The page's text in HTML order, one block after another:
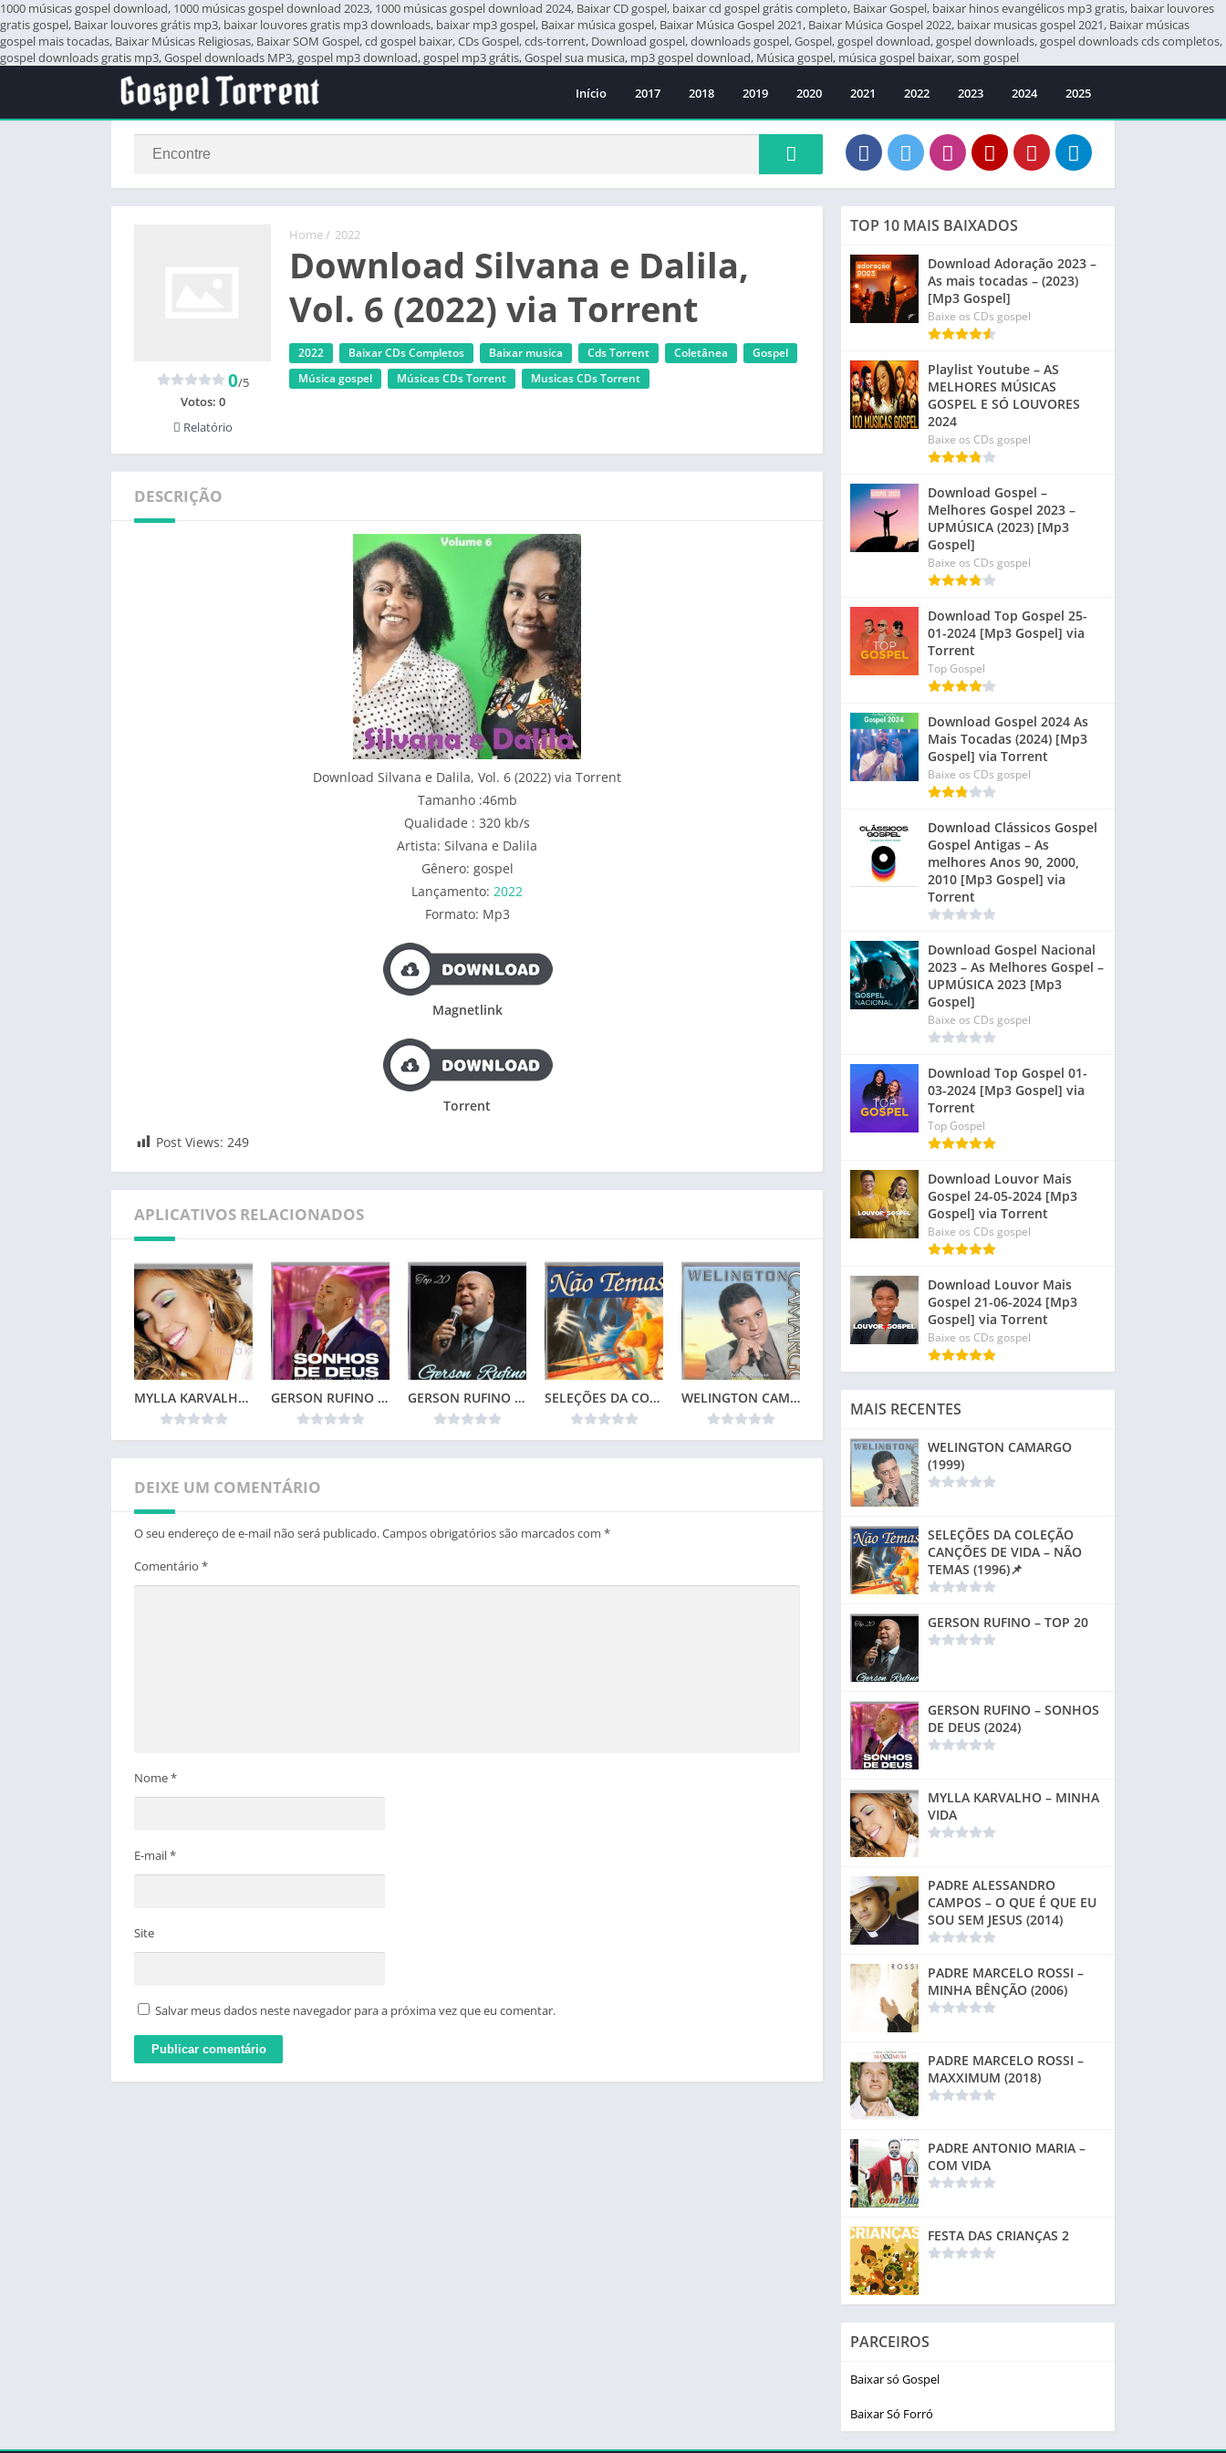
1000 músicas gospel download, 1000 músicas gospel download 2023, 1000 músicas gospel download 2024, Baixar CD gospel, baixar cd gospel grátis completo, Baixar Gospel, baixar hinos evangélicos mp3 gratis, baixar louvores
gratis gospel, Baixar louvores grátis mp3, baixar louvores gratis mp3 downloads, baixar mp3 gospel, Baixar música gospel, Baixar Música Gospel 2021, Baixar Música Gospel 2022, baixar musicas gospel 2021, Baixar músicas
gospel mais tocadas, Baixar Músicas Religiosas, Baixar SOM Gospel, cd gospel baixar, CDs Gospel, cds-torrent, Download gospel, downloads gospel, Gospel, gospel download, gospel downloads, gospel downloads cds completos,
gospel downloads gratis mp3, Gospel downloads MP3, gospel mp3 download, gospel mp3 grátis, Gospel sua musica, mp3 gospel download, Música gospel, música gospel baixar, som gospel
Início 2017 2018 2019 2020 2021 2022 2023 2024 2025
Home / 2022
Download Silvana e Dalila,
Vol. 6 (2022) via Torrent
2022 Baixar CDs Completos Baixar musica Cds Torrent Coletânea
Gospel
Música gospel
‎Músicas CDs Torrent ‎Musicas CDs Torrent
0/5
Votos: 0
Relatório
DESCRIÇÃO
Download Silvana e Dalila, Vol. 6 (2022) via Torrent
Tamanho :46mb
Qualidade : 320 kb/s
Artista: Silvana e Dalila
Gênero: gospel
Lançamento: 2022
Formato: Mp3
Magnetlink
Torrent
Post Views: 249
APLICATIVOS RELACIONADOS
MYLLA KARVALHO – MINHA VIDA GERSON RUFINO – SONHOS DE DEUS (2024) GERSON RUFINO – TOP 20 SELEÇÕES DA COLEÇÃO CANÇÕES DE VIDA – NÃO TEMAS (1996)📌 WELINGTON CAMARGO (1999)
DEIXE UM COMENTÁRIO
O seu endereço de e-mail não será publicado.Campos obrigatórios são marcados com *
Comentário *
Nome*
E-mail*
Site
Salvar meus dados neste navegador para a próxima vez que eu comentar.
TOP 10 MAIS BAIXADOS
Download Adoração 2023 –
As mais tocadas – (2023)
[Mp3 Gospel]
Baixe os CDs gospel
Playlist Youtube – AS
MELHORES MÚSICAS
GOSPEL E SÓ LOUVORES
2024
Baixe os CDs gospel
Download Gospel –
Melhores Gospel 2023 –
UPMÚSICA (2023) [Mp3
Gospel]
Baixe os CDs gospel
Download Top Gospel 25-
01-2024 [Mp3 Gospel] via
Torrent
Top Gospel
Download Gospel 2024 As
Mais Tocadas (2024) [Mp3
Gospel] via Torrent
Baixe os CDs gospel
Download Clássicos Gospel
Gospel Antigas – As
melhores Anos 90, 2000,
2010 [Mp3 Gospel] via
Torrent
Download Gospel Nacional
2023 – As Melhores Gospel –
UPMÚSICA 2023 [Mp3
Gospel]
Baixe os CDs gospel
Download Top Gospel 01-
03-2024 [Mp3 Gospel] via
Torrent
Top Gospel
Download Louvor Mais
Gospel 24-05-2024 [Mp3
Gospel] via Torrent
Baixe os CDs gospel
Download Louvor Mais
Gospel 21-06-2024 [Mp3
Gospel] via Torrent
Baixe os CDs gospel
MAIS RECENTES
WELINGTON CAMARGO
(1999)
SELEÇÕES DA COLEÇÃO
CANÇÕES DE VIDA – NÃO
TEMAS (1996)📌
GERSON RUFINO – TOP 20
GERSON RUFINO – SONHOS
DE DEUS (2024)
MYLLA KARVALHO – MINHA
VIDA
PADRE ALESSANDRO
CAMPOS – O QUE É QUE EU
SOU SEM JESUS (2014)
PADRE MARCELO ROSSI –
MINHA BÊNÇÃO (2006)
PADRE MARCELO ROSSI –
MAXXIMUM (2018)
PADRE ANTONIO MARIA –
COM VIDA
FESTA DAS CRIANÇAS 2
PARCEIROS
Baixar só Gospel
Baixar Só Forró